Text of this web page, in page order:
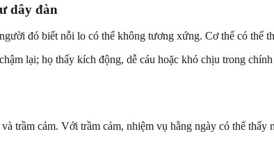
dây đàn
đó biết nỗi lo có thể không tương xứng. Cơ thể có thể
lại; họ thấy kích động, dễ cáu hoặc khó chịu trong
trầm cảm. Với trầm cảm, nhiệm vụ hằng ngày có thể